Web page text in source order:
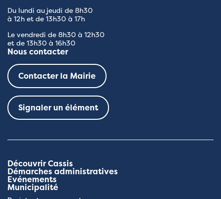
Du lundi au jeudi de 8h30
à 12h et de 13h30 à 17h
Le vendredi de 8h30 à 12h30
et de 13h30 à 16h30
Nous contacter
Contacter la Mairie
Signaler un élément
Découvrir Cassis
Démarches administratives
Evénements
Municipalité